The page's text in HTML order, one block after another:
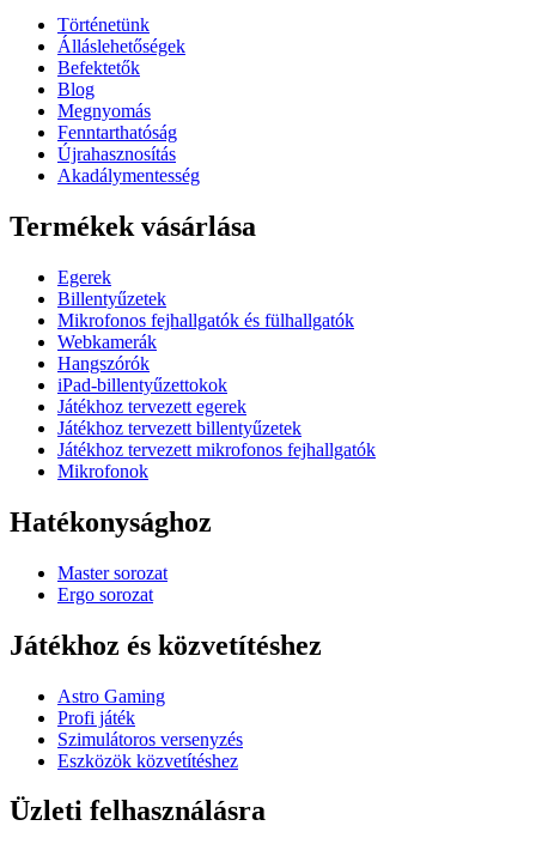
Történetünk
Álláslehetőségek
Befektetők
Blog
Megnyomás
Fenntarthatóság
Újrahasznosítás
Akadálymentesség
Termékek vásárlása
Egerek
Billentyűzetek
Mikrofonos fejhallgatók és fülhallgatók
Webkamerák
Hangszórók
iPad-billentyűzettokok
Játékhoz tervezett egerek
Játékhoz tervezett billentyűzetek
Játékhoz tervezett mikrofonos fejhallgatók
Mikrofonok
Hatékonysághoz
Master sorozat
Ergo sorozat
Játékhoz és közvetítéshez
Astro Gaming
Profi játék
Szimulátoros versenyzés
Eszközök közvetítéshez
Üzleti felhasználásra